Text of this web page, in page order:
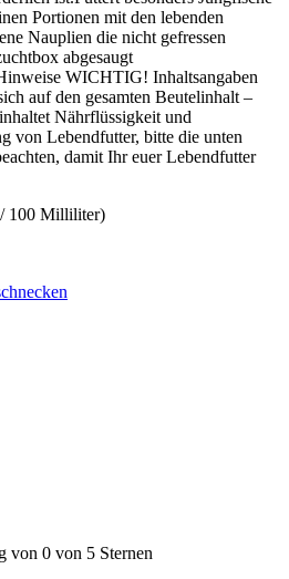
Portionen mit den lebenden
Nauplien die nicht gefressen
abgesaugt
WICHTIG! Inhaltsangaben
auf den gesamten Beutelinhalt –
Nährflüssigkeit und
von Lebendfutter, bitte die unten
damit Ihr euer Lebendfutter
100 Milliliter)
von 0 von 5 Sternen